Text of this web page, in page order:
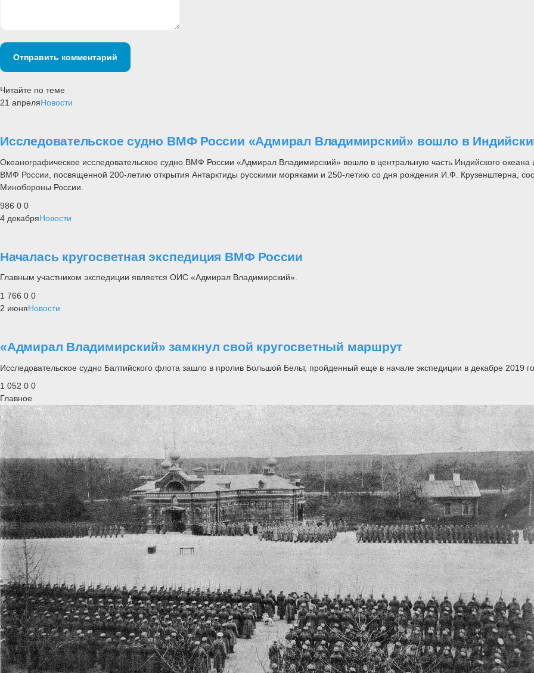
Отправить комментарий
Читайте по теме
21 апреляНовости
Исследовательское судно ВМФ России «Адмирал Владимирский» вошло в
Океанографическое исследовательское судно ВМФ России «Адмирал Владимирский» вошло в центральную часть Индийского
ВМФ России, посвященной 200-летию открытия Антарктиды русскими моряками и 250-летию со дня рождения И.Ф. Крузенштерна,
Минобороны России.
986 0 0
4 декабряНовости
Началась кругосветная экспедиция ВМФ России
Главным участником экспедиции является ОИС «Адмирал Владимирский».
1 766 0 0
2 июняНовости
«Адмирал Владимирский» замкнул свой кругосветный маршрут
Исследовательское судно Балтийского флота зашло в пролив Большой Бельт, пройденный еще в начале экспедиции в декабре 2019
1 052 0 0
Главное